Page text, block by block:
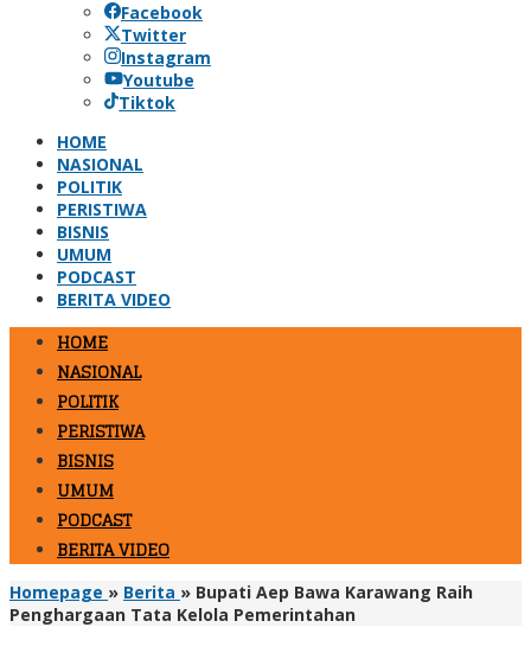
Facebook
Twitter
Instagram
Youtube
Tiktok
HOME
NASIONAL
POLITIK
PERISTIWA
BISNIS
UMUM
PODCAST
BERITA VIDEO
HOME
NASIONAL
POLITIK
PERISTIWA
BISNIS
UMUM
PODCAST
BERITA VIDEO
Homepage » Berita » Bupati Aep Bawa Karawang Raih
Penghargaan Tata Kelola Pemerintahan